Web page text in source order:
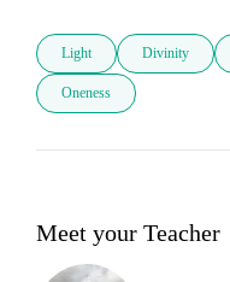
Light Divinity
Oneness
Meet your Teacher